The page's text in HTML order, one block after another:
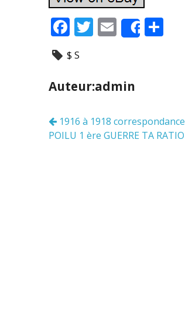
F
ac
e
b
o
k
T
er
E
m
l
Share
$ S
Auteur:admin
Navigation
des
1916 à 1918
POILU 1 ère GUERRE TA